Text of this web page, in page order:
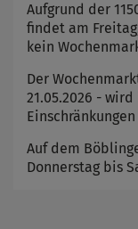
Aufgrund der
findet am
kein
Der
21.05.2026 -
Auf dem
Donnerstag bis